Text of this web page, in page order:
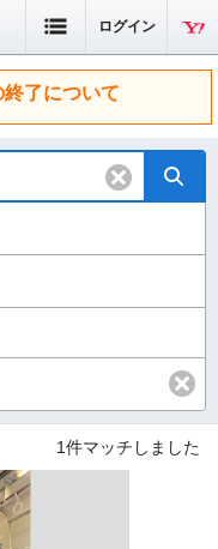
ログイン
了について
1件マッチしました